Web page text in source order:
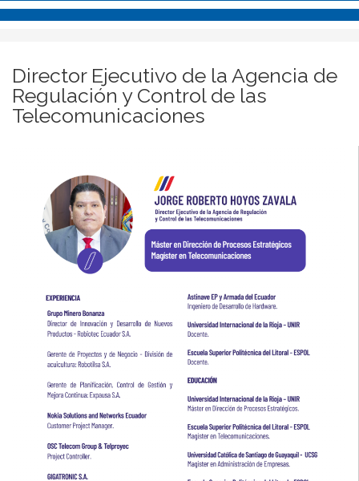
Director Ejecutivo de la Agencia de
Regulación y Control de las
Telecomunicaciones